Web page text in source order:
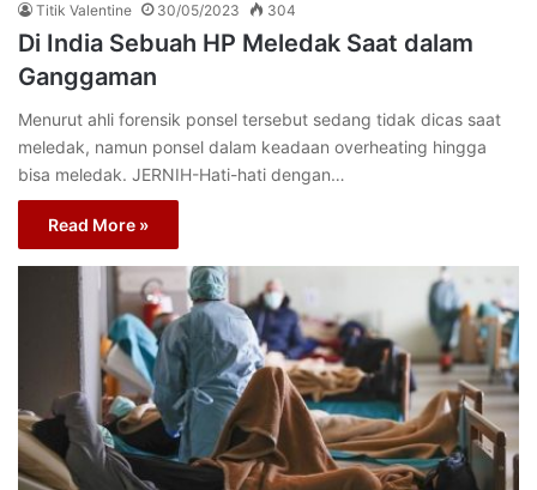
Titik Valentine 30/05/2023 304
Di India Sebuah HP Meledak Saat dalam
Ganggaman
Menurut ahli forensik ponsel tersebut sedang tidak dicas saat
meledak, namun ponsel dalam keadaan overheating hingga
bisa meledak. JERNIH-Hati-hati dengan…
Read More »